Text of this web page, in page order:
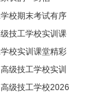
校期末考试有序
技工学校实训课
校实训课堂精彩
级技工学校实训
级技工学校2026